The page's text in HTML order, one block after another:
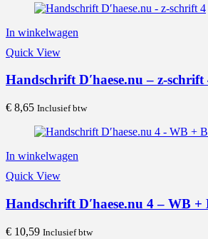
In winkelwagen
Quick View
Handschrift D′haese.nu – z-schrift
€ 8,65 Inclusief btw
In winkelwagen
Quick View
Handschrift D′haese.nu 4 – WB +
€ 10,59 Inclusief btw